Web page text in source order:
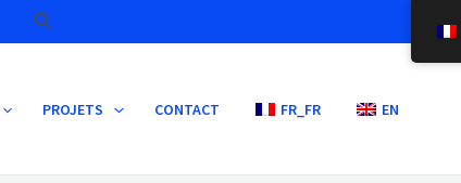
Rechercher
PROJETS CONTACT FR_FR EN